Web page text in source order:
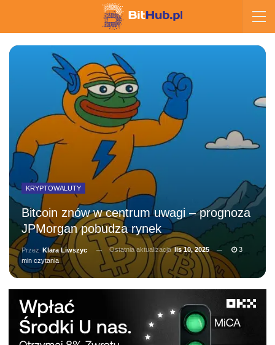
KRYPTOWALUTY
Bitcoin znów w centrum uwagi – prognoza
JPMorgan pobudza rynek
Przez Klara Liwszyc Ostatnia aktualizacjalis 10, 2025
3
min czytania